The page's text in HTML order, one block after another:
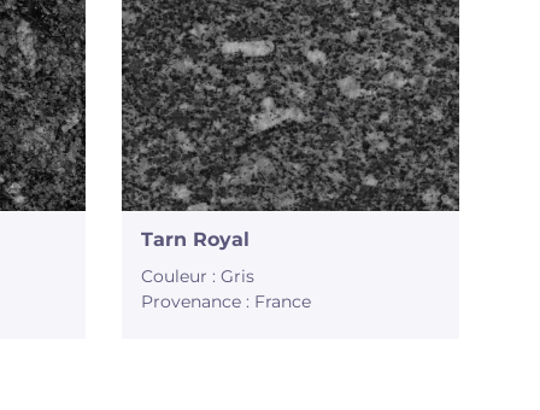
Tarn Royal
Couleur : Gris
Provenance : France